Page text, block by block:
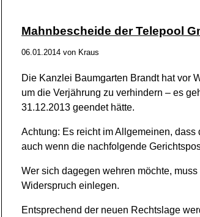
Mahnbescheide der Telepool
06.01.2014 von Kraus
Die Kanzlei Baumgarten Brandt hat vor
um die Verjährung zu verhindern – es
31.12.2013 geendet hätte.
Achtung: Es reicht im Allgemeinen,
auch wenn die nachfolgende
Wer sich dagegen wehren möchte,
Widerspruch einlegen.
Entsprechend der neuen Rechtslage